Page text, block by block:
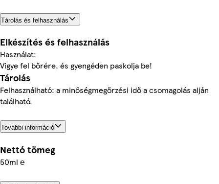
Tárolás és felhasználás
Elkészítés és felhasználás
Használat:
Vigye fel bőrére, és gyengéden paskolja be!
Tárolás
Felhasználható: a minőségmegőrzési idő a csomagolás alján
található.
További információ
Nettó tömeg
50ml ℮